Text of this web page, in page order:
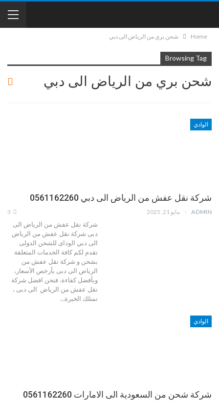
Home شحن بري من الرياض الى دبي
Browsing Tag
شحن بري من الرياض الى دبي
الوادي
شركة نقل عفش من الرياض الى دبي 0561162260
ADMIN مايو 21, 2025
شركة نقل عفش من الرياض الى
دبى شركة نقل عفش من الرياض
الى دبي الوداى للشحن الدولى
تقدم لكم كافة الخدمات المتعلقة
بشحن و شركة نقل عفش من
الرياض الى دبى بأرخص الأسعار،
وبأفضل كفاءة، فنحن افضل شركة
نقل عفش من الرياض الى دبى ،
نمتلك الخبرة…
الوادي
شركة شحن من السعودية الى الامارات 0561162260